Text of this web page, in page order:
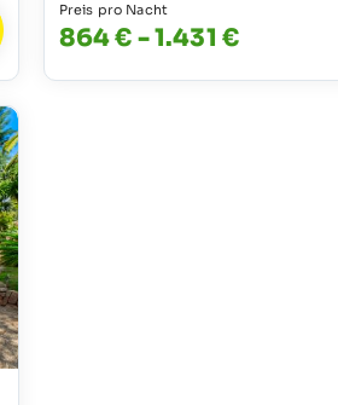
Preis pro Nacht
864 € - 1.431 €